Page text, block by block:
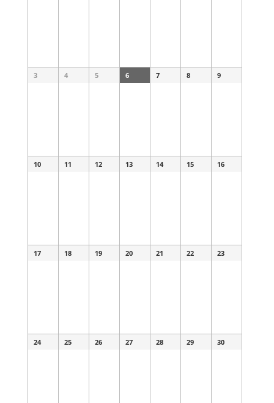
3 4 5 6 7 8 9
10 11 12 13 14 15 16
17 18 19 20 21 22 23
24 25 26 27 28 29 30